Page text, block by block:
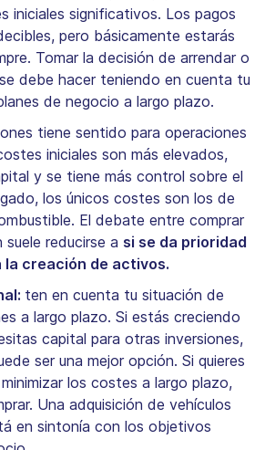
iniciales significativos. Los pagos
pero básicamente estarás
Tomar la decisión de arrendar o
debe hacer teniendo en cuenta tu
de negocio a largo plazo.
tiene sentido para operaciones
iniciales son más elevados,
y se tiene más control sobre el
los únicos costes son los de
El debate entre comprar
suele reducirse a si se da prioridad
la creación de activos.
ten en cuenta tu situación de
a largo plazo. Si estás creciendo
capital para otras inversiones,
ser una mejor opción. Si quieres
los costes a largo plazo,
Una adquisición de vehículos
en sintonía con los objetivos